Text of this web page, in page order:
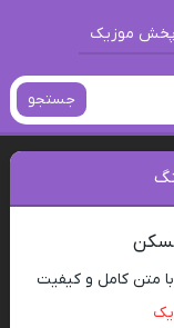
پخش موزیک
جستجو
متن کامل و کیفیت